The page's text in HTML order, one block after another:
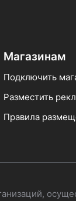
Магазинам
Подключить
Разместить
Правила